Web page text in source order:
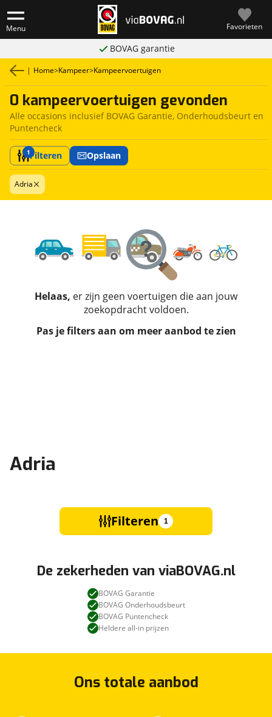
Menu Favorieten
BOVAG garantie
| Home>Kampeer>Kampeervoertuigen
0 kampeervoertuigen gevonden
Alle occasions inclusief BOVAG Garantie, Onderhoudsbeurt en
Puntencheck
1Filteren Opslaan
Adria
Helaas, er zijn geen voertuigen die aan jouw
zoekopdracht voldoen.
Pas je filters aan om meer aanbod te zien
Adria
Filteren 1
De zekerheden van viaBOVAG.nl
BOVAG Garantie
BOVAG Onderhoudsbeurt
BOVAG Puntencheck
Heldere all-in prijzen
Ons totale aanbod